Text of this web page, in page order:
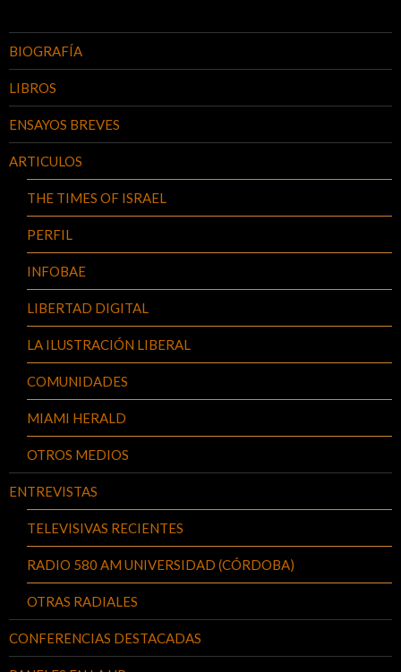
BIOGRAFÍA
LIBROS
ENSAYOS BREVES
ARTICULOS
THE TIMES OF ISRAEL
PERFIL
INFOBAE
LIBERTAD DIGITAL
LA ILUSTRACIÓN LIBERAL
COMUNIDADES
MIAMI HERALD
OTROS MEDIOS
ENTREVISTAS
TELEVISIVAS RECIENTES
RADIO 580 AM UNIVERSIDAD (CÓRDOBA)
OTRAS RADIALES
CONFERENCIAS DESTACADAS